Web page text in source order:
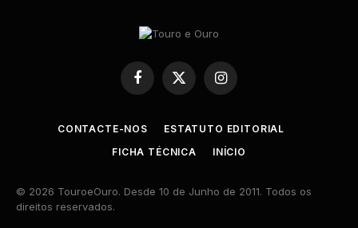
Facebook
X
(Twitter)
Instagram
CONTACTE-NOS
ESTATUTO EDITORIAL
FICHA TÉCNICA
INÍCIO
© 2026 TouroeOuro. Desde 10 de Junho de 2011. Todos os
direitos reservados.